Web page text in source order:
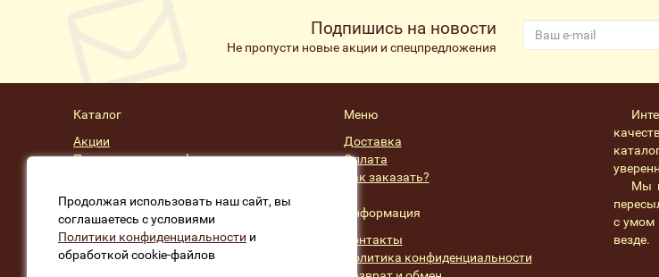
Подпишись на новости
Не пропусти новые акции и спецпредложения
Каталог
Акции
Подарочные сертификаты
Меню
Доставка
Оплата
Как заказать?
Информация
Контакты
Политика конфиденциальности
Мы
с умом
везде.
Продолжая использовать наш сайт, вы
соглашаетесь с условиями
Политики конфиденциальности и
обработкой cookie-файлов